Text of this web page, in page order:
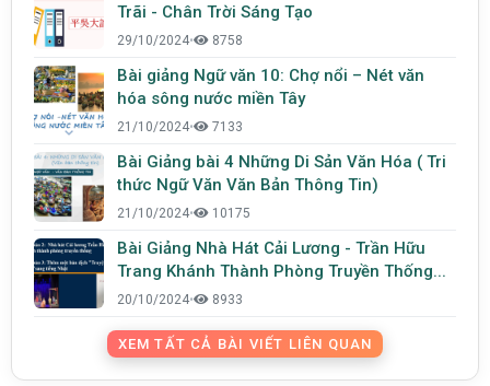
Trãi - Chân Trời Sáng Tạo
29/10/2024• 8758
Bài giảng Ngữ văn 10: Chợ nổi – Nét văn
hóa sông nước miền Tây
21/10/2024• 7133
Bài Giảng bài 4 Những Di Sản Văn Hóa ( Tri
thức Ngữ Văn Văn Bản Thông Tin)
21/10/2024• 10175
Bài Giảng Nhà Hát Cải Lương - Trần Hữu
Trang Khánh Thành Phòng Truyền Thống...
20/10/2024• 8933
XEM TẤT CẢ BÀI VIẾT LIÊN QUAN